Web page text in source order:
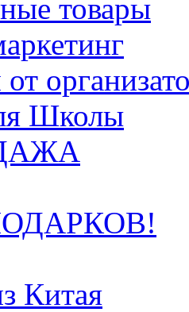
товары
Школы
Китая